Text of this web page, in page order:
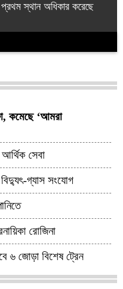
প্রথম স্থান অধিকার করেছে
কমেছে ‘আমরা
সেবা
বিদ্যুৎ-গ্যাস সংযোগ
রোজিনা
৬ জোড়া বিশেষ ট্রেন